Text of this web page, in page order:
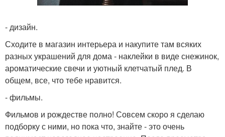
- дизайн.
Сходите в магазин интерьера и накупите там всяких
разных украшений для дома - наклейки в виде снежинок,
ароматические свечи и уютный клетчатый плед. В
общем, все, что тебе нравится.
- фильмы.
Фильмов и рождестве полно! Совсем скоро я сделаю
подборку с ними, но пока что, знайте - это очень